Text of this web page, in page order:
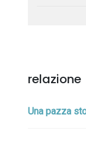
relazione
Una pazza